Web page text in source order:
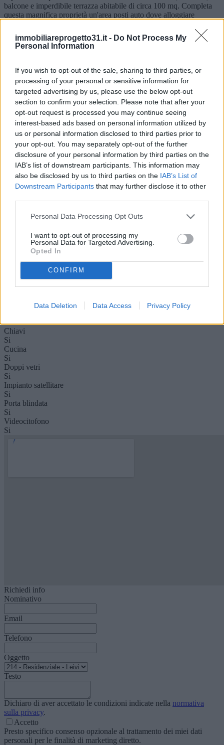
immobiliareprogetto31.it - Do Not Process My
Personal Information
If you wish to opt-out of the sale, sharing to third parties, or
processing of your personal or sensitive information for
targeted advertising by us, please use the below opt-out
section to confirm your selection. Please note that after your
opt-out request is processed you may continue seeing
interest-based ads based on personal information utilized by
us or personal information disclosed to third parties prior to
your opt-out. You may separately opt-out of the further
disclosure of your personal information by third parties on the
IAB’s list of downstream participants. This information may
also be disclosed by us to third parties on the IAB’s List of
Downstream Participants that may further disclose it to other
Personal Data Processing Opt Outs
I want to opt-out of processing my
Personal Data for Targeted Advertising.
Opted In
CONFIRM
Data Deletion Data Access Privacy Policy
balcone e imperdibile terrazza abitabile di circa 100 mq. Completa
questa magnifica proprietà un'area posti auto dove alloggiare
l'ampia metratura la villa si presta ad ampie possibilità di
redistribuzione nonché a suddivisione in due unità abitative
indipendenti. Ampia luminosità ed ariosità con magnifica
proprietà.
Piano
Su più livelli
Anno
1980
Disponibilità
Libero al rogito
Camere
Servizi
Balconi
Giardino
Privato 100 mq ca.
Box auto
Posto auto scoperto
Buone condizioni
Riscaldamento
Autonomo
Si
Chiavi
Si
Cucina
Si
Doppi vetri
Si
Impianto satellitare
Si
Porta blindata
Si
Videocitofono
Si
Richiedi info
Nominativo
Email
Telefono
Oggetto
Testo
Dichiaro di aver accettato le condizioni indicate nella normativa
sulla privacy.
Accetto
Presto specifico consenso opzionale al trattamento dei miei dati
personali per le finalità di marketing diretto.